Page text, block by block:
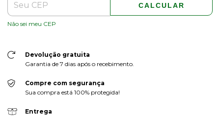
CALCULAR
Não sei meu CEP
Devolução gratuita
Garantia de 7 dias após o recebimento.
Compre com segurança
Sua compra está 100% protegida!
Entrega